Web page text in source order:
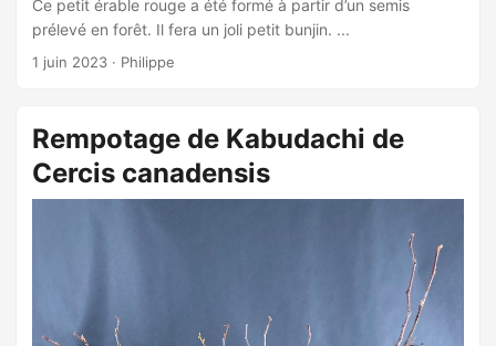
Ce petit érable rouge a été formé à partir d’un semis
prélevé en forêt. Il fera un joli petit bunjin. ...
1 juin 2023 · Philippe
Rempotage de Kabudachi de
Cercis canadensis